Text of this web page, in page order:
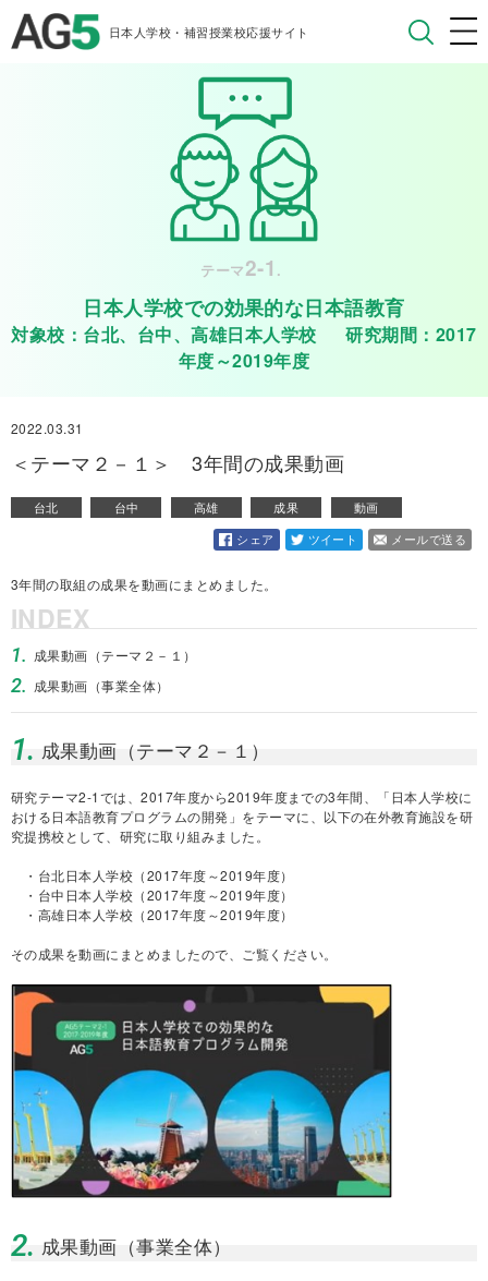
日本人学校・補習授業校応援サイト
テーマ2-1 .
日本人学校での効果的な日本語教育
対象校：台北、台中、高雄日本人学校 研究期間：2017
年度～2019年度
2022.03.31
＜テーマ２－１＞ 3年間の成果動画
台北 台中 高雄 成果
動画
シェア
ツイート メールで送る
3年間の取組の成果を動画にまとめました。
INDEX
1. 成果動画（テーマ２－１）
2. 成果動画（事業全体）
1. 成果動画（テーマ２－１）
研究テーマ2-1では、2017年度から2019年度までの3年間、「日本人学校に
おける日本語教育プログラムの開発」をテーマに、以下の在外教育施設を研
究提携校として、研究に取り組みました。
・台北日本人学校（2017年度～2019年度）
・台中日本人学校（2017年度～2019年度）
・高雄日本人学校（2017年度～2019年度）
その成果を動画にまとめましたので、ご覧ください。
2. 成果動画（事業全体）